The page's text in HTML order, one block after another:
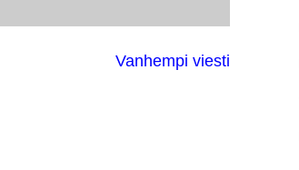
Vanhempi viesti